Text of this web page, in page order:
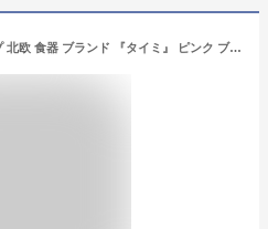
フィンレイソン マグカップ 北欧 食器 ブランド 『タイミ』 ピンク ブルー おしゃれ コップ